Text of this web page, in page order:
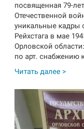
посвященная 79-
Отечественной
уникальные кадры
Рейхстага в мае
Орловской
по арт. снабжению
Читать далее >